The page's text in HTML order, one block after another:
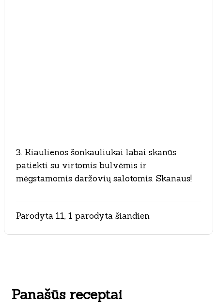
3. Kiaulienos šonkauliukai labai skanūs
patiekti su virtomis bulvėmis ir
mėgstamomis daržovių salotomis. Skanaus!
Parodyta 11, 1 parodyta šiandien
Panašūs receptai